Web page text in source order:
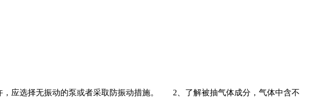
，应选择无振动的泵或者采取防振动措施。 2、了解被抽气体成分，气体中含不